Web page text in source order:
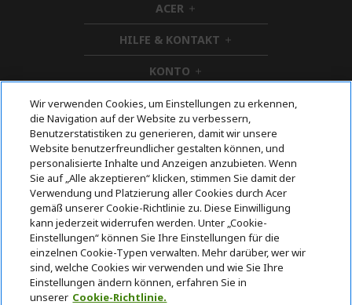
ACER h
i
d
d
e
HILFE & KONTAKT h
i
e
n
KONTO h
d
d
e
n
ACER STORE h
i
d
d
e
n
Folgen Sie uns auf Social
Rückgabe & Widerruf
Wir verwenden Cookies, um Einstellungen zu erkennen,
die Navigation auf der Website zu verbessern,
Benutzerstatistiken zu generieren, damit wir unsere
Website benutzerfreundlicher gestalten können, und
personalisierte Inhalte und Anzeigen anzubieten. Wenn
Sie auf „Alle akzeptieren“ klicken, stimmen Sie damit der
Verwendung und Platzierung aller Cookies durch Acer
gemäß unserer Cookie-Richtlinie zu. Diese Einwilligung
kann jederzeit widerrufen werden. Unter „Cookie-
Einstellungen“ können Sie Ihre Einstellungen für die
einzelnen Cookie-Typen verwalten. Mehr darüber, wer wir
sind, welche Cookies wir verwenden und wie Sie Ihre
Einstellungen ändern können, erfahren Sie in
unserer Cookie-Richtlinie.